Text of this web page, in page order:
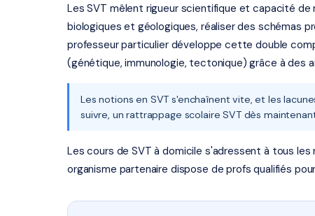
Les SVT mêlent rigueur scientifique et capacité
biologiques et géologiques, réaliser des schémas
professeur particulier développe cette double
(génétique, immunologie, tectonique) grâce à des
Les notions en SVT s'enchaînent vite, et les
suivre, un rattrappage scolaire SVT dès
Les cours de SVT à domicile s'adressent à tous les
organisme partenaire dispose de profs qualifiés